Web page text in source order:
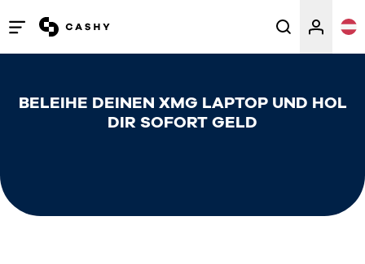
Menü
öffnen
schließen
BELEIHE DEINEN XMG LAPTOP UND HOL
DIR SOFORT GELD